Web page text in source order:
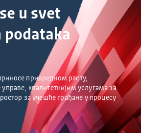
u svet
привредном расту,
квалитетнијим услугама за
за учешће грађане у процесу